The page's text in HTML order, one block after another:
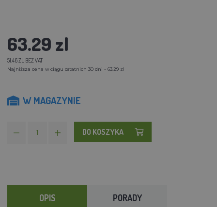
63.29 zl
51.46 ZL BEZ VAT
Najniższa cena w ciągu ostatnich 30 dni - 63.29 zl
W MAGAZYNIE
DO KOSZYKA
OPIS PORADY